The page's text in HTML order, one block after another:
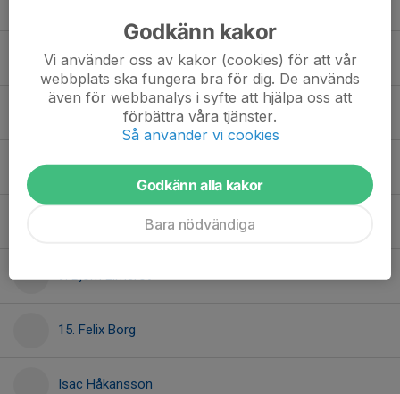
8. Algot Hessbo
46. Arvid Elmerot
84. Asgeir Krohn Rönning
43. Billy Karstensson
9. Björn Elmerot
15. Felix Borg
Isac Håkansson
Godkänn kakor
Vi använder oss av kakor (cookies) för att vår
webbplats ska fungera bra för dig. De används
även för webbanalys i syfte att hjälpa oss att
förbättra våra tjänster.
Så använder vi cookies
Godkänn alla kakor
Bara nödvändiga